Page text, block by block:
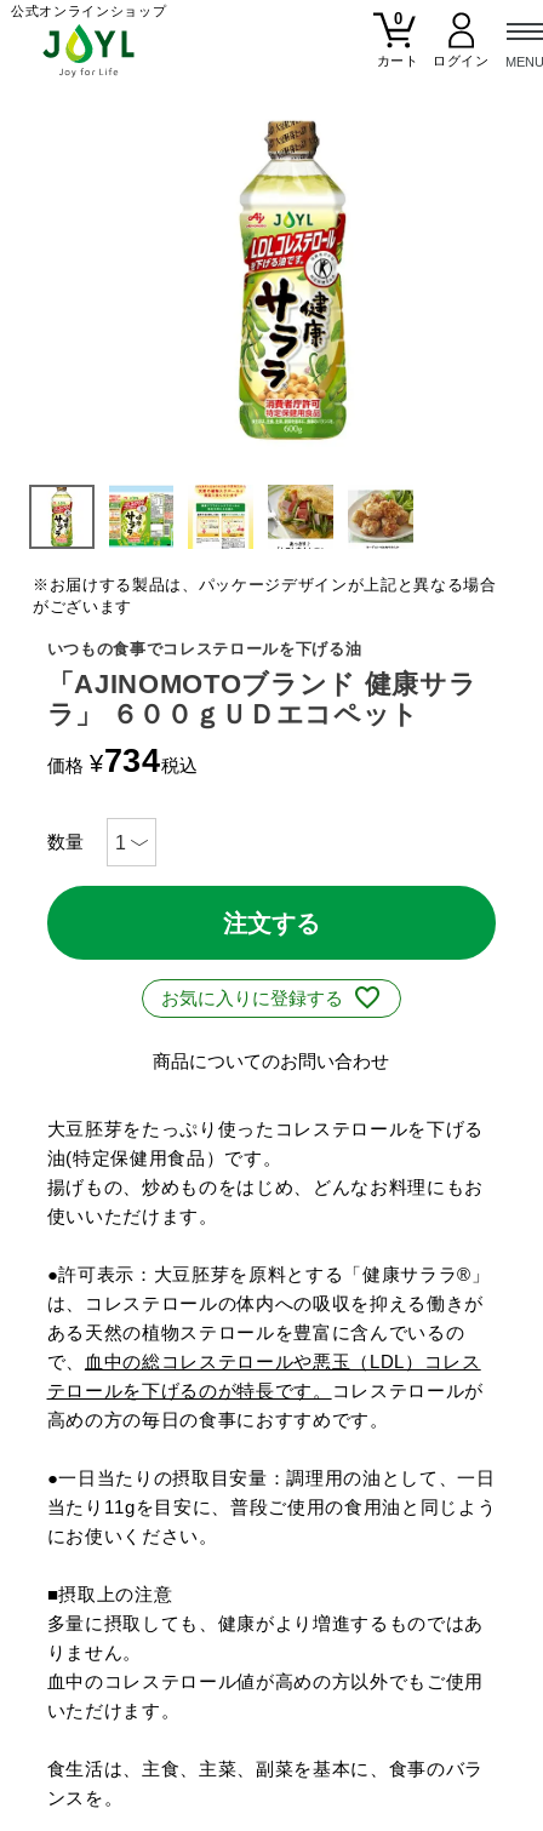
公式オンラインショップ
0
カート
※お届けする製品は、パッケージデザインが上記と異なる場合
がございます
いつもの食事でコレステロールを下げる油
「AJINOMOTOブランド 健康サラ
ラ」 ６００ｇＵＤエコペット
価格 ¥734税込
注文する
お気に入りに登録する
商品についてのお問い合わせ
大豆胚芽をたっぷり使ったコレステロールを下げる
油(特定保健用食品）です。
揚げもの、炒めものをはじめ、どんなお料理にもお
使いいただけます。
●許可表示：大豆胚芽を原料とする「健康サララ®」
は、コレステロールの体内への吸収を抑える働きが
ある天然の植物ステロールを豊富に含んでいるの
で、
血中の総コレステロールや悪玉（LDL）コレス
テロールを下げるのが特長です。
コレステロールが
高めの方の毎日の食事におすすめです。
●一日当たりの摂取目安量：調理用の油として、一日
当たり11gを目安に、普段ご使用の食用油と同じよう
にお使いください。
■摂取上の注意
多量に摂取しても、健康がより増進するものではあ
りません。
血中のコレステロール値が高めの方以外でもご使用
いただけます。
食生活は、主食、主菜、副菜を基本に、食事のバラ
ンスを。